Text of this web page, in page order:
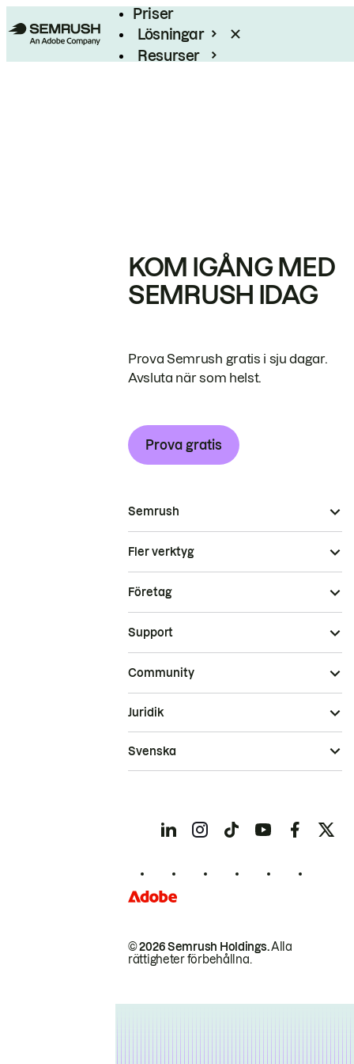
Priser
Lösningar
Resurser
KOM IGÅNG MED
SEMRUSH IDAG
Prova Semrush gratis i sju dagar.
Avsluta när som helst.
Prova gratis
Semrush
Fler verktyg
Företag
Support
Community
© 2026 Semrush Holdings.Alla
rättigheter förbehållna.
Juridik
Svenska